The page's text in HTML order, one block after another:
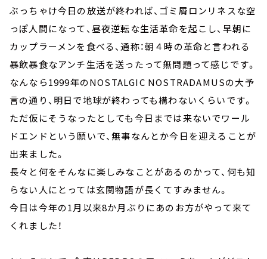
ぶっちゃけ今日の放送が終われば、ゴミ屑ロンリネスな空
っぽ人間になって、昼夜逆転な生活革命を起こし、早朝に
カップラーメンを食べる、通称：朝４時の革命と言われる
暴飲暴食なアンチ生活を送ったって無問題って感じです。
なんなら1999年のNOSTALGIC NOSTRADAMUSの大予
言の通り、明日で地球が終わっても構わないくらいです。
ただ仮にそうなったとしても今日までは来ないでワール
ドエンドという願いで、無事なんとか今日を迎えることが
出来ました。
長々と何をそんなに楽しみなことがあるのかって、何も知
らない人にとっては玄関物語が長くてすみません。
今日は今年の1月以来8か月ぶりにあのお方がやって来て
くれました！